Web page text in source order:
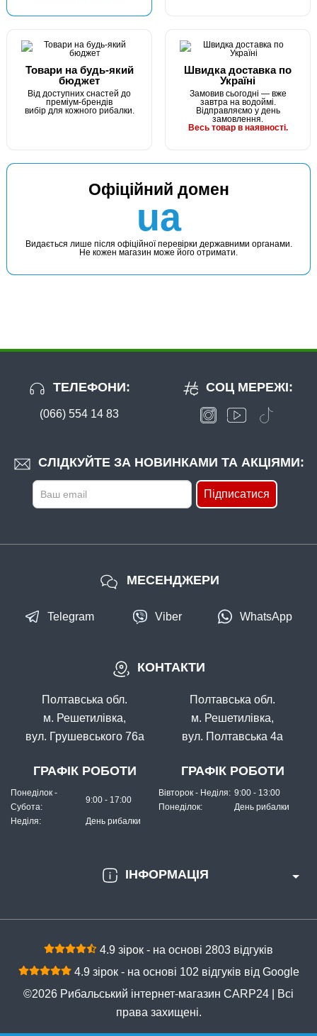
Товари на будь-який
бюджет
Від доступних снастей до
преміум-брендів
вибір для кожного рибалки.
Швидка доставка по
Україні
Замовив сьогодні — вже
завтра на водоймі.
Відправляємо у день
замовлення.
Весь товар в наявності.
Офіційний домен
ua
Видається лише після офіційної перевірки державними органами.
Не кожен магазин може його отримати.
ТЕЛЕФОНИ:
(066) 554 14 83
СЛІДКУЙТЕ ЗА НОВИНКАМИ ТА АКЦІЯМИ:
Підписатися
СОЦ МЕРЕЖІ:
ІНФОРМАЦІЯ
КОНТАКТИ
Полтавська обл.
м. Решетилівка,
вул. Грушевського 76а
ГРАФІК РОБОТИ
Понеділок -
Субота:
9:00 - 17:00
Неділя: День рибалки
Полтавська обл.
м. Решетилівка,
вул. Полтавська 4а
ГРАФІК РОБОТИ
Вівторок - Неділя: 9:00 - 13:00
Понеділок:
День рибалки
МЕСЕНДЖЕРИ
Telegram Viber WhatsApp
4.9 зірок - на основі 2803 відгуків
4.9 зірок - на основі 102 відгуків від Google
©2026 Рибальський інтернет-магазин CARP24 | Всі
права захищені.